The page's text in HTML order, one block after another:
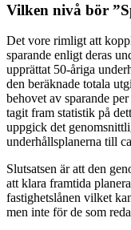
Vilken nivå bör
Det vore rimligt att
sparande enligt deras
upprättat 50-åriga
den beräknade totala
behovet av sparande
tagit fram statistik på
uppgick det
underhållsplanerna till
Slutsatsen är att den
att klara framtida
fastighetslånen vilket
men inte för de som